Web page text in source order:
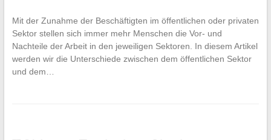
Mit der Zunahme der Beschäftigten im öffentlichen oder privaten
Sektor stellen sich immer mehr Menschen die Vor- und
Nachteile der Arbeit in den jeweiligen Sektoren. In diesem Artikel
werden wir die Unterschiede zwischen dem öffentlichen Sektor
und dem…